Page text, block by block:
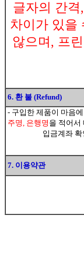
글자의 간
차이가 있을
않으며, 프
6. 환 불 (Refund)
- 구입한 제품이 마음
주명, 은행명 을 적어서
입금계좌
7. 이용약관